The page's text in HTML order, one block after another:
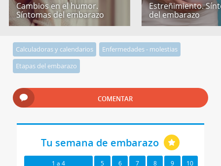
Cambios en el humor.
Síntomas del embarazo
Estreñimiento.
del embarazo
Calculadoras y calendarios
Enfermedades - molestias
Etapas del embarazo
COMENTAR
Tu semana de embarazo
1 a 4 5 6 7 8 9 10